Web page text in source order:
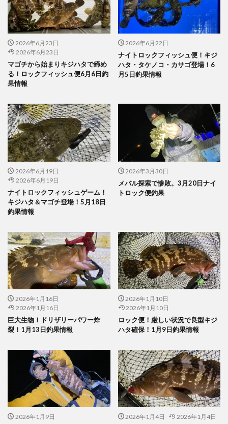
2026年6月23日
2026年6月23日
マゴチから始まりキジハタで締め
る！ロックフィッシュ便6月6日釣
果情報
2026年6月22日
ナイトロックフィッシュ便！キジ
ハタ・タケノコ・カサゴ登場！6
月5日釣果情報
2026年6月19日
2026年6月19日
ナイトロックフィッシュゲーム！
キジハタ＆マゴチ登場！5月18日
釣果情報
2026年3月30日
メバル探索で惨敗。3月20日ナイ
トロック便釣果
2026年1月16日
2026年1月16日
巨大生物！ドリザリーパワー炸
裂！1月13日釣果情報
2026年1月10日
2026年1月10日
ロック便！厳しい状況で良型キジ
ハタ確保！1月9日釣果情報
2026年1月9日 2026年1月4日 2026年1月4日